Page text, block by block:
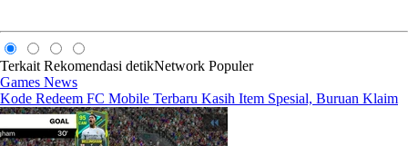
Terkait Rekomendasi detikNetwork Populer
Games News
Kode Redeem FC Mobile Terbaru Kasih Item Spesial, Buruan Klaim